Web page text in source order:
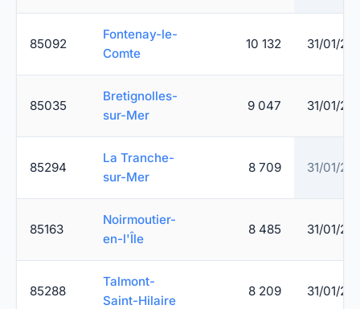
85092
Fontenay-le-
Comte
10 132 31/01/
85035
Bretignolles-
sur-Mer
9 047 31/01/
85294
La Tranche-
sur-Mer
8 709 31/01/
85163
Noirmoutier-
en-l'Île
8 485 31/01/
85288
Talmont-
Saint-Hilaire
8 209 31/01/